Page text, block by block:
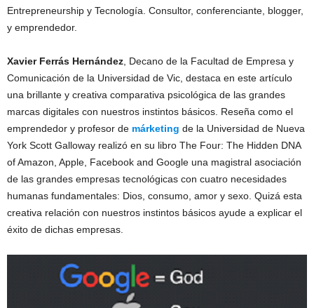
Entrepreneurship y Tecnología. Consultor, conferenciante, blogger,
y emprendedor.
Xavier Ferrás Hernández, Decano de la Facultad de Empresa y
Comunicación de la Universidad de Vic, destaca en este artículo
una brillante y creativa comparativa psicológica de las grandes
marcas digitales con nuestros instintos básicos. Reseña como el
emprendedor y profesor de márketing de la Universidad de Nueva
York Scott Galloway realizó en su libro The Four: The Hidden DNA
of Amazon, Apple, Facebook and Google una magistral asociación
de las grandes empresas tecnológicas con cuatro necesidades
humanas fundamentales: Dios, consumo, amor y sexo. Quizá esta
creativa relación con nuestros instintos básicos ayude a explicar el
éxito de dichas empresas.